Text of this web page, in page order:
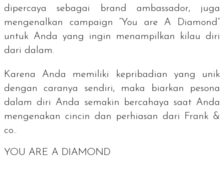
dipercaya sebagai
brand ambassador, juga
mengenalkan campaign “You are A Diamond ”
untuk Anda yang ingin menampilkan kilau diri
dari dalam.
Karena Anda memiliki kepribadian yang unik
dengan caranya sendiri, maka biarkan pesona
dalam diri Anda semakin bercahaya saat Anda
mengenakan cincin dan perhiasan dari Frank &
co..
YOU ARE A DIAMOND